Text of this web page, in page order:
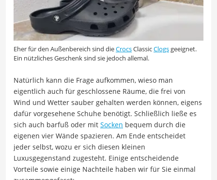
Eher für den Außenbereich sind dieCrocsClassicClogsgeeignet.
Ein nützliches Geschenk sind sie jedoch allemal.
Natürlich kann die Frage aufkommen, wieso man
eigentlich auch für geschlossene Räume, die frei von
Wind und Wetter sauber gehalten werden können, eigens
dafür vorgesehene Schuhe benötigt. Schließlich ließe es
sich auch barfuß oder mit Socken bequem durch die
eigenen vier Wände spazieren. Am Ende entscheidet
jeder selbst, wozu er sich diesen kleinen
Luxusgegenstand zugesteht. Einige entscheidende
Vorteile sowie einige Nachteile haben wir für Sie einmal